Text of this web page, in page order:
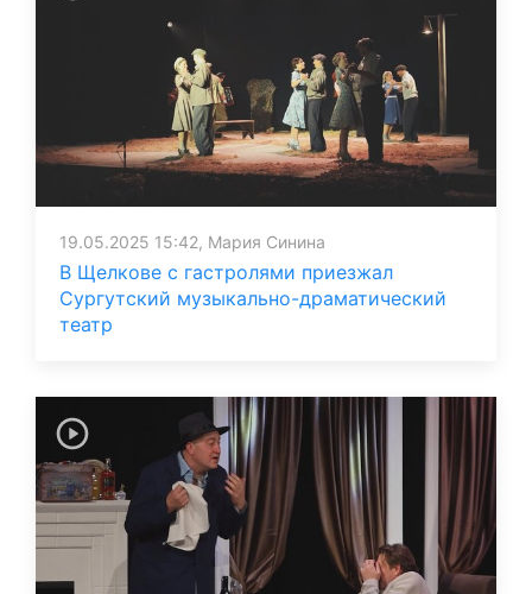
19.05.2025 15:42, Мария Синина
В Щелкове с гастролями приезжал
Сургутский музыкально-драматический
театр